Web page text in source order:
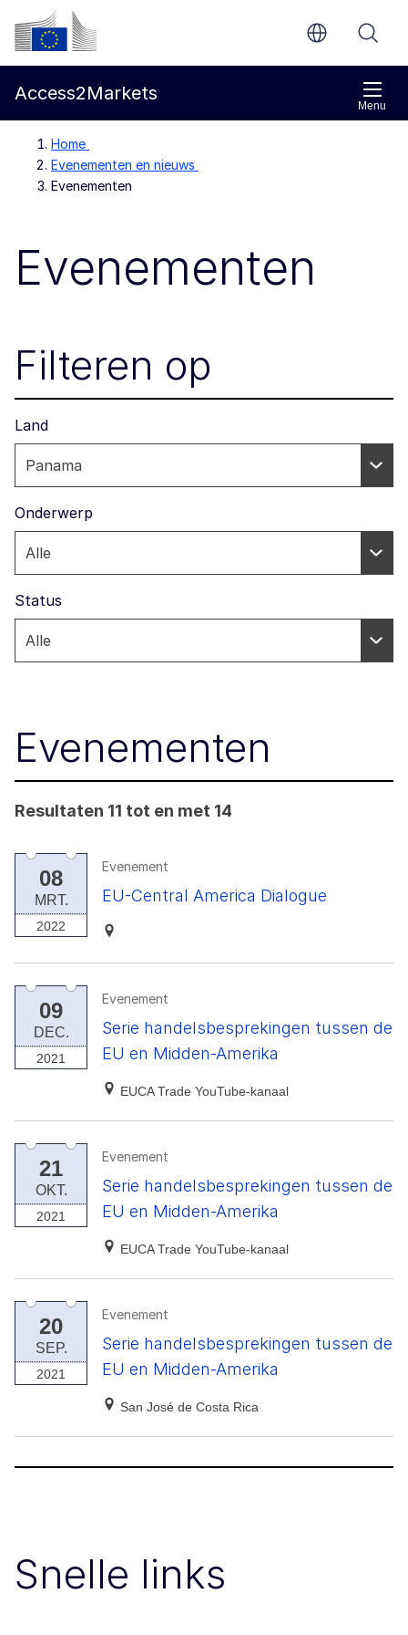
Direct naar de inhoud
Europese Commissie
Menu
Access2Markets
Home
Evenementen en nieuws
Evenementen
Evenementen
Filteren op
Land
Onderwerp
Status
Evenementen
Resultaten 11 tot en met 14
08
MRT.
2022
Evenement
EU-Central America Dialogue
09
DEC.
2021
Evenement
Serie handelsbesprekingen tussen de
EU en Midden-Amerika
EUCA Trade YouTube-kanaal
21
OKT.
2021
Evenement
Serie handelsbesprekingen tussen de
EU en Midden-Amerika
EUCA Trade YouTube-kanaal
20
SEP.
2021
Evenement
Serie handelsbesprekingen tussen de
EU en Midden-Amerika
San José de Costa Rica
Snelle links